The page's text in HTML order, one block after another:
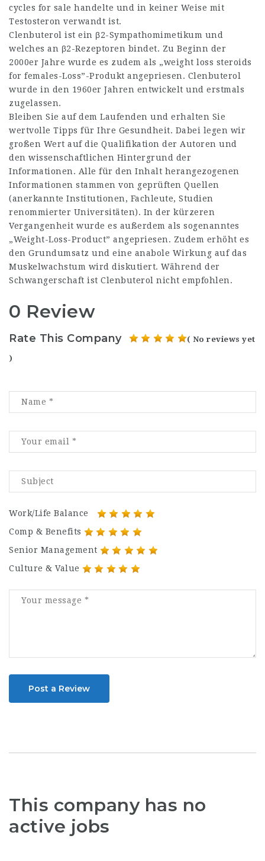
cycles for sale handelte und in keiner Weise mit
Testosteron verwandt ist.
Clenbuterol ist ein β2-Sympathomimetikum und
welches an β2-Rezeptoren bindet. Zu Beginn der
2000er Jahre wurde es zudem als „weight loss steroids
for females-Loss”-Produkt angepriesen. Clenbuterol
wurde in den 1960er Jahren entwickelt und erstmals
zugelassen.
Bleiben Sie auf dem Laufenden und erhalten Sie
wertvolle Tipps für Ihre Gesundheit. Dabei legen wir
großen Wert auf die Qualifikation der Autoren und
den wissenschaftlichen Hintergrund der
Informationen. Alle für den Inhalt herangezogenen
Informationen stammen von geprüften Quellen
(anerkannte Institutionen, Fachleute, Studien
renommierter Universitäten). In der kürzeren
Vergangenheit wurde es außerdem als sogenanntes
„Weight-Loss-Product” angepriesen. Zudem erhöht es
den Grundumsatz und eine anabole Wirkung auf das
Muskelwachstum wird diskutiert. Während der
Schwangerschaft ist Clenbuterol nicht empfohlen.
0 Review
Rate This Company ( No reviews yet
)
Work/Life Balance
Comp & Benefits
Senior Management
Culture & Value
Post a Review
This company has no
active jobs